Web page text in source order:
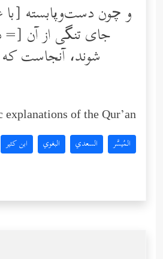
و چون دست‌وپابسته [با
جاى تنگى از آن [=
‌شوند، آنجاست
of the Qur’an:
المُيسَّر السعدي البغوي ابن كثير